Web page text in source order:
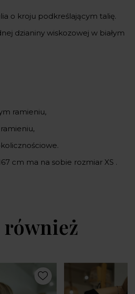
o kroju podkreślającym talię.
dzianiny wiskozowej w białym
ramieniu,
cm ma na sobie rozmiar XS .
również